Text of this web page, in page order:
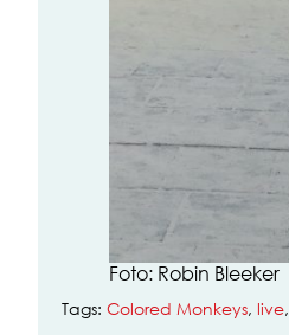
Foto: Robin Bleeker
Tags: Colored Monkeys, live,